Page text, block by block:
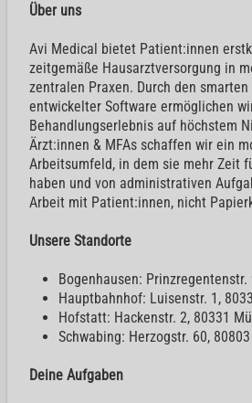
Über uns
Avi Medical bietet Patient:innen
zeitgemäße Hausarztversorgung in
zentralen Praxen. Durch den
entwickelter Software ermöglichen
Behandlungserlebnis auf höchstem
Ärzt:innen & MFAs schaffen wir ein
Arbeitsumfeld, in dem sie mehr Zeit
haben und von administrativen
Arbeit mit Patient:innen, nicht
Unsere Standorte
Bogenhausen: Prinzregentenstr.
Hauptbahnhof: Luisenstr. 1,
Hofstatt: Hackenstr. 2, 80331
Schwabing: Herzogstr. 60,
Deine Aufgaben